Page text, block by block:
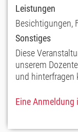
Leistungen
Besichtigungen,
Sonstiges
Diese
unserem
und hinterfragen
Eine